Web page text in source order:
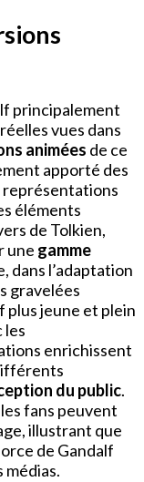
principalement
vues dans
animées de ce
apporté des
représentations
éléments
de Tolkien,
une gamme
dans l’adaptation
gravelées
plus jeune et plein
les
enrichissent
du public.
fans peuvent
illustrant que
de Gandalf
médias.